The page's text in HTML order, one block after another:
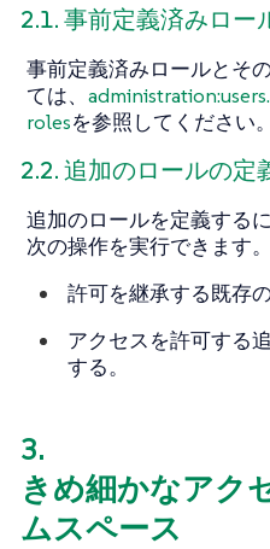
2.1. 事前定義済みロー
事前定義済みロールとそ
ては、
rolesを参照してください。
2.2. 追加のロールの定
追加のロールを定義するに
次の操作を実行できます。
許可を継承する既存
アクセスを許可する
する。
3.
きめ細かなアク
ムスペース